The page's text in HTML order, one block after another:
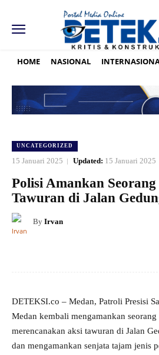
HOME NASIONAL
UNCATEGORIZED
15 Januari 2025 Updated: 15 Januari 2025
Polisi Amankan
Tawuran di Jalan
By Irvan
DETEKSI.co – Medan, Patroli Presisi
Medan kembali mengamankan
merencanakan aksi tawuran di Jalan
dan mengamankan senjata tajam jenis